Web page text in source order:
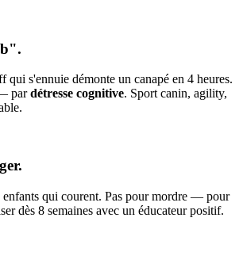
s'ennuie démonte un canapé en 4 heures.
pardétresse cognitive. Sport canin, agility,
enfants qui courent. Pas pour mordre — pour
dès 8 semaines avec un éducateur positif.